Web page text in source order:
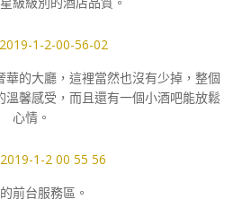
的大廳，這裡當然也沒有少掉，整個
馨感受，而且還有一個小酒吧能放鬆
心情。
前台服務區。